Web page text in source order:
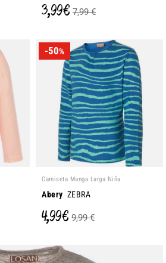
3,99 € 7,99 €
-50%
Camiseta Manga Larga Niña
Abery ZEBRA
4,99 € 9,99 €